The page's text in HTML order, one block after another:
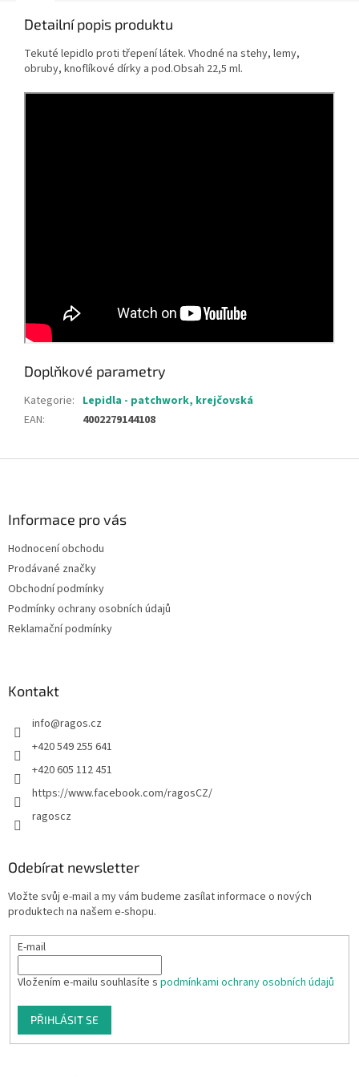
Detailní popis produktu
Tekuté lepidlo proti třepení látek. Vhodné na stehy, lemy,
obruby, knoflíkové dírky a pod.Obsah 22,5 ml.
Doplňkové parametry
Kategorie: Lepidla - patchwork, krejčovská
EAN: 4002279144108
Informace pro vás
Hodnocení obchodu
Prodávané značky
Obchodní podmínky
Podmínky ochrany osobních údajů
Reklamační podmínky
Kontakt
info@ragos.cz
+420 549 255 641
+420 605 112 451
https://www.facebook.com/ragosCZ/
ragoscz
Odebírat newsletter
Vložte svůj e-mail a my vám budeme zasílat informace o nových
produktech na našem e-shopu.
E-mail
Vložením e-mailu souhlasíte s podmínkami ochrany osobních údajů
PŘIHLÁSIT SE